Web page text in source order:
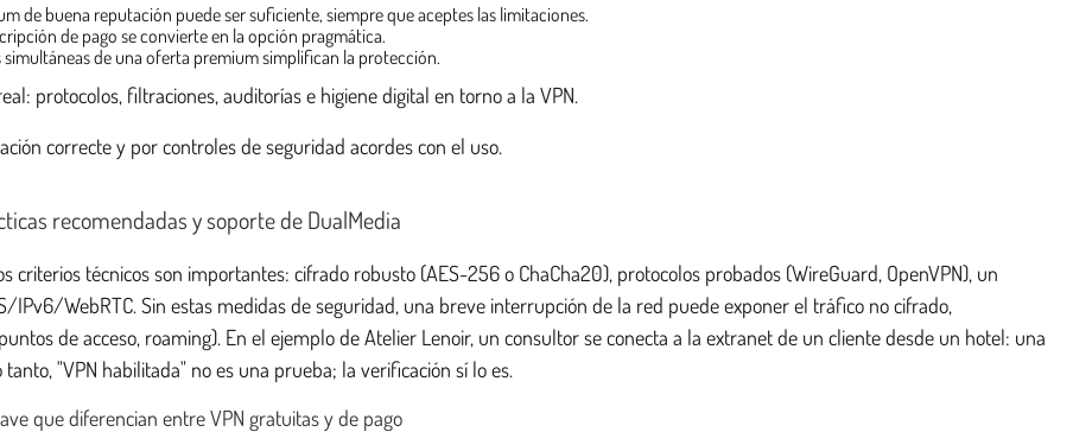
de buena reputación puede ser suficiente, siempre que aceptes las limitaciones.
de pago se convierte en la opción pragmática.
de una oferta premium simplifican la protección.
protocolos, filtraciones, auditorías e higiene digital en torno a la VPN.
correcte y por controles de seguridad acordes con el uso.
recomendadas y soporte de DualMedia
criterios técnicos son importantes: cifrado robusto (AES-256 o ChaCha20), protocolos probados (WireGuard, OpenVPN), un
WebRTC. Sin estas medidas de seguridad, una breve interrupción de la red puede exponer el tráfico no cifrado,
de acceso, roaming). En el ejemplo de Atelier Lenoir, un consultor se conecta a la extranet de un cliente desde un hotel: una
"VPN habilitada" no es una prueba; la verificación sí lo es.
que diferencian entre VPN gratuitas y de pago